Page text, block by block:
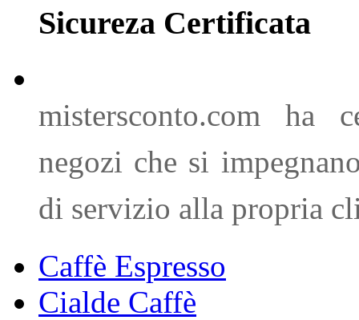
Sicureza Certificata
mistersconto.com ha
negozi che si
di servizio alla propria
Caffè Espresso
Cialde Caffè